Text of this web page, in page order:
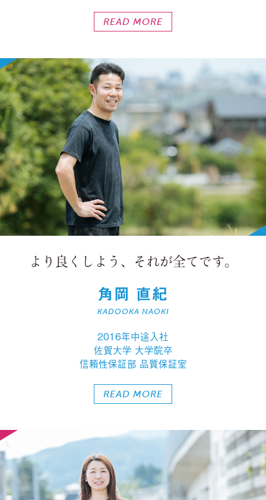
READ MORE
より良くしよう、 それが全てです。
角岡 直紀
KADOOKA NAOKI
2016年中途入社
佐賀大学 大学院卒
信頼性保証部 品質保証室
READ MORE